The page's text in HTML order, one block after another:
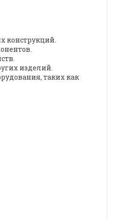
конструкций.
изделий.
таких как